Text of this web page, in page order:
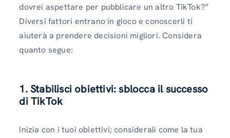
dovrei aspettare per pubblicare un altro TikTok?”
Diversi fattori entrano in gioco e conoscerli ti
aiuterà a prendere decisioni migliori. Considera
quanto segue:
1. Stabilisci obiettivi: sblocca il successo
di TikTok
Inizia con i tuoi obiettivi; considerali come la tua